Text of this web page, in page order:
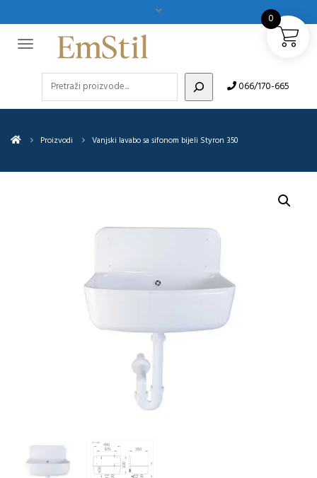
066/170-665
Proizvodi Vanjski lavabo sa sifonom bijeli Styron 350
0